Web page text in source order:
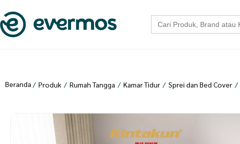
Search
for:
Beranda / Produk / Rumah Tangga / Kamar Tidur / Sprei dan Bed Cover /